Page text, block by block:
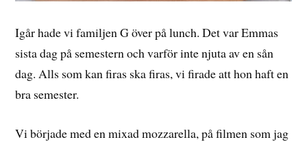
Igår hade vi familjen G över på lunch. Det var Emmas
sista dag på semestern och varför inte njuta av en sån
dag. Alls som kan firas ska firas, vi firade att hon haft en
bra semester.
Vi började med en mixad mozzarella, på filmen som jag